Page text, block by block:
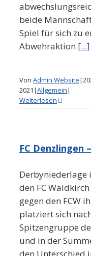
beide
Spiel für sich zu
Abwehraktion [...]
Von Admin Website|
2021 |Allgemein|
Weiterlesen
FC Denzlingen
Derbyniederlage
den FC
gegen den FCW
platziert sich
Spitzengruppe
und in der